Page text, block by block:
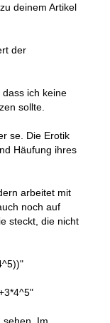
deinem Artikel
der
ich keine
sollte.
se. Die Erotik
Häufung ihres
arbeitet mit
noch auf
steckt, die nicht